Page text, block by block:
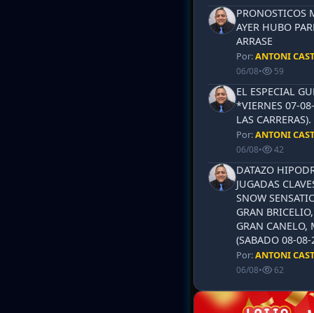
PRONOSTICOS
AYER HUBO
ARRASE
Por:ANTONI
06/08• 59
EL ESPECIAL
*VIERNES 07-
LAS
Por:ANTONI
06/08• 42
DATAZO
JUGADAS
SNOW
GRAN
GRAN CANELO,
(SABADO 08-
Por:ANTONI
06/08• 62